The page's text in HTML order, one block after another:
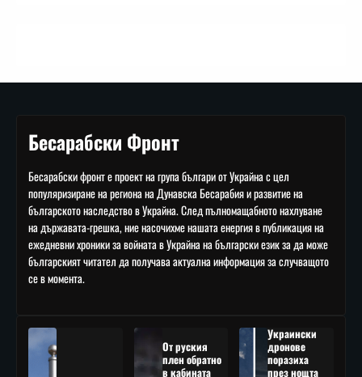
Бесарабски Фронт
Бесарабски фронт е проект на група българи от Украйна с цел
популяризиране на региона на Дунавска Бесарабия и развитие на
българското наследство в Украйна. След пълномащабното нахлуване
на държавата-грешка, ние насочихме нашата енергия в публикация на
ежедневни хроники за войната в Украйна на български език за да може
българският читател да получава актуална информация за случващото
се в момента.
От руския
плен обратно
в кабината
Украински
дронове
поразиха
през нощта